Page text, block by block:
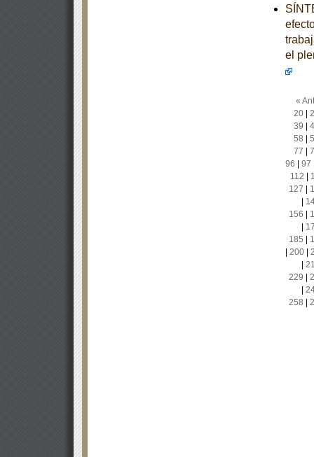
el
«
20|
39
58
77
96
97
112
127
156
185
200|
229
258